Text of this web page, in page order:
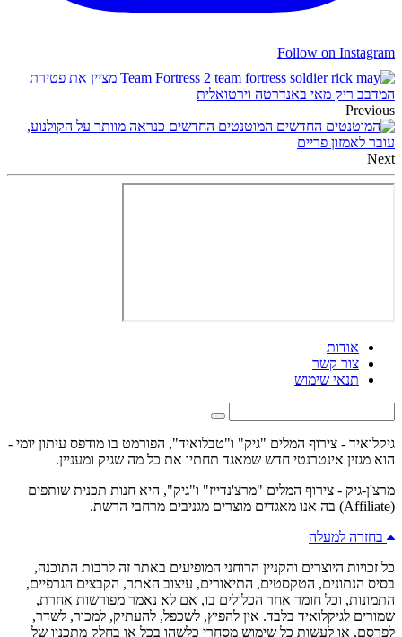
Follow on Instagram
Team Fortress 2 מציין את פטירת
המדבב ריק מאי באנדרטה וירטואלית
Previous
המוטנטים החדשים כנראה מוותר על הקולנוע,
עובר לאמזון פריים
Next
אודות
צור קשר
תנאי שימוש
גיקלואיד - צירוף המלים "גיק" ו"טבלואיד", הפורמט בו מודפס עיתון יומי -
הוא מגזין אינטרנטי חדש שמאגד תחתיו את כל מה שגיק ומעניין.
מרצ'ן-גיק - צירוף המלים "מרצ'נדייז" ו"גיק", היא חנות תכנית שותפים
(Affiliate) בה אנו מאגדים מוצרים מגניבים מרחבי הרשת.
בחזרה למעלה
כל זכויות היוצרים והקניין הרוחני המופיעים באתר זה לרבות התוכנה,
בסיס הנתונים, הטקסטים, התיאורים, עיצוב האתר, הקבצים הגרפיים,
התמונות, וכל חומר אחר הכלולים בו, אם לא נאמר מפורשות אחרת,
שמורים לגיקלואיד בלבד. אין להפיץ, לשכפל, להעתיק, למכור, לשדר,
לפרסם, או לעשות כל שימוש מסחרי כלשהו בכל או בחלק מתכניו של